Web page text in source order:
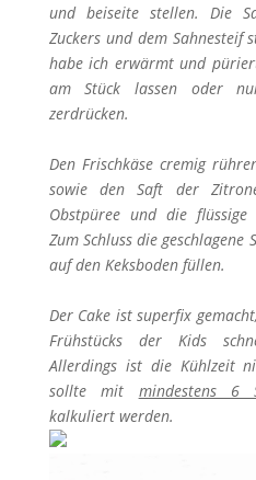
und beiseite stellen. Die
Zuckers und dem Sahnesteif
habe ich erwärmt und
am Stück lassen oder
zerdrücken.
Den Frischkäse cremig
sowie den Saft der
Obstpüree und die flüssige
Zum Schluss die
auf den Keksboden füllen.
Der Cake ist superfix
Frühstücks der Kids
Allerdings ist die Kühlzeit
sollte mit mindestens 6
kalkuliert werden.